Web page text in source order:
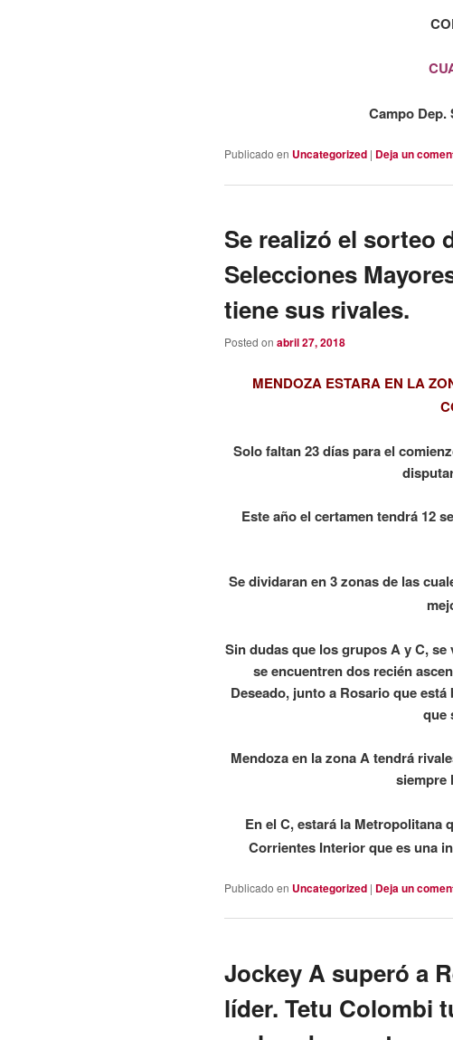
Campo Dep.
Publicado en Uncategorized | Deja un
Se realizó el sorteo
Selecciones
tiene sus rivales.
Posted on abril 27, 2018
MENDOZA ESTARA EN LA
Solo faltan 23 días para el
Este año el certamen tendrá 12
Se dividaran en 3 zonas de las
Sin dudas que los grupos A y C,
se encuentren dos recién
Deseado, junto a Rosario que
que
Mendoza en la zona A tendrá
siempre
En el C, estará la Metropolitana
Corrientes Interior que es una
Publicado en Uncategorized | Deja un
Jockey A superó a
líder. Tetu Colombi